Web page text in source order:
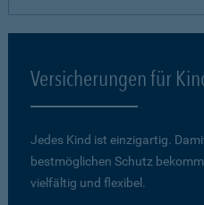
Versicherungen für
Jedes Kind ist einzigartig.
bestmöglichen Schutz
vielfältig und flexibel.